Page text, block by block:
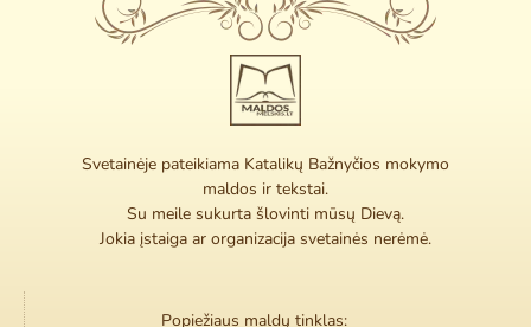
Svetainėje pateikiama Katalikų Bažnyčios mokymo
maldos ir tekstai.
Su meile sukurta šlovinti mūsų Dievą.
Jokia įstaiga ar organizacija svetainės nerėmė.
Popiežiaus maldų tinklas: